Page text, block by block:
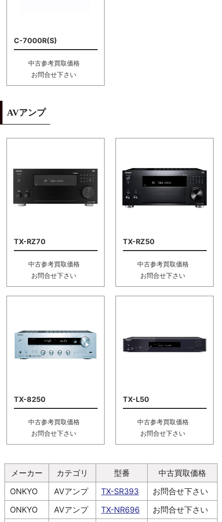
C-7000R(S)
中古参考買取価格
お問合せ下さい
AVアンプ
TX-RZ70
中古参考買取価格
お問合せ下さい
TX-RZ50
中古参考買取価格
お問合せ下さい
TX-8250
中古参考買取価格
お問合せ下さい
TX-L50
中古参考買取価格
お問合せ下さい
メーカー カテゴリ 型番
中古買取価格
ONKYO
AVアンプ TX-SR393
お問合せ下さい
ONKYO
AVアンプ TX-NR696
お問合せ下さい